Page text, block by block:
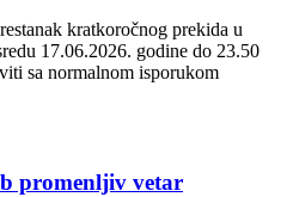
kratkoročnog prekida u
17.06.2026. godine do 23.50
sa normalnom isporukom
promenljiv vetar